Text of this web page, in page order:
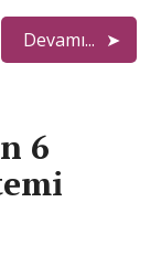
Devamı...
6